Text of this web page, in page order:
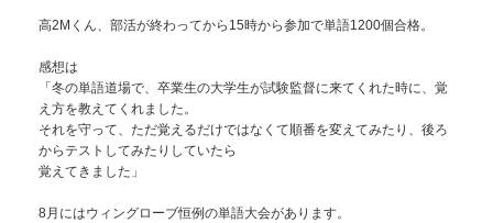
高2Mくん、部活が終わってから15時から参加で単語1200個合格。
感想は
「冬の単語道場で、卒業生の大学生が試験監督に来てくれた時に、覚
え方を教えてくれました。
それを守って、ただ覚えるだけではなくて順番を変えてみたり、後ろ
からテストしてみたりしていたら
覚えてきました」
8月にはウィングローブ恒例の単語大会があります。